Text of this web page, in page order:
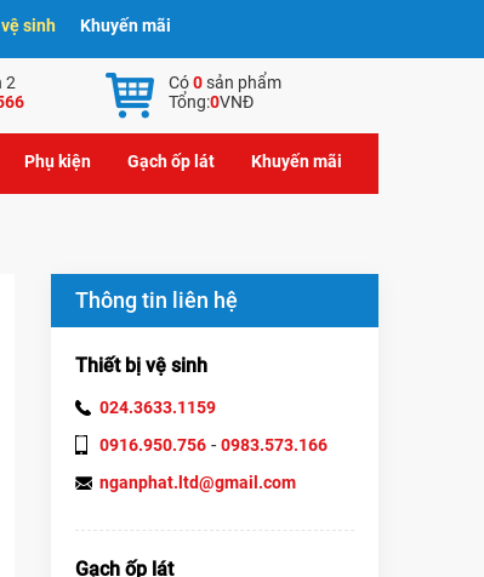
sinh Khuyến mãi
2
Có0sản phẩm
Tổng:0VNĐ
Phụ kiện Gạch ốp lát Khuyến mãi
Thông tin liên hệ
Thiết bị vệ sinh
024.3633.1159
0916.950.756 - 0983.573.166
nganphat.ltd@gmail.com
Gạch ốp lát